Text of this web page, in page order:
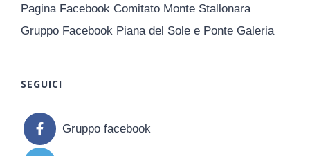
Pagina Facebook Comitato Monte Stallonara
Gruppo Facebook Piana del Sole e Ponte Galeria
SEGUICI
Gruppo facebook